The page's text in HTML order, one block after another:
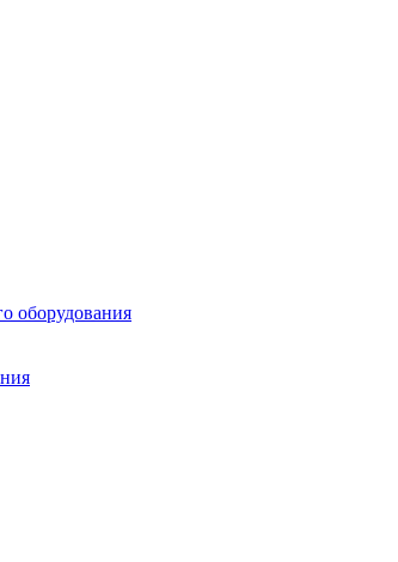
оборудования